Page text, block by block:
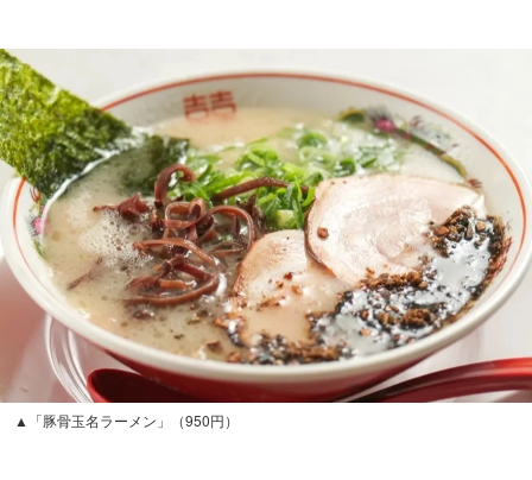
▲「豚骨玉名ラーメン」（950円）